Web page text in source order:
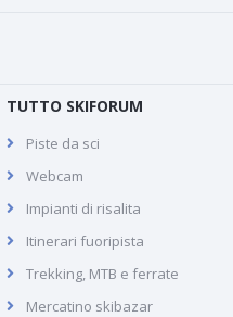
TUTTO SKIFORUM
Piste da sci
Webcam
Impianti di risalita
Itinerari fuoripista
Trekking, MTB e ferrate
Mercatino skibazar